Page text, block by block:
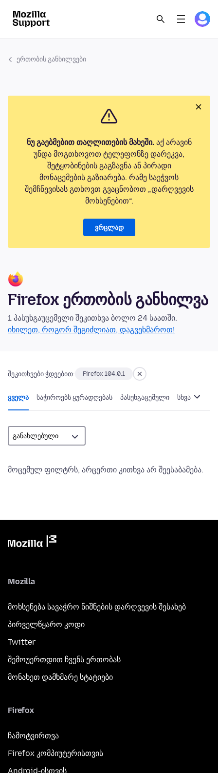
ერთობის განხილვები
ნუ გაებმებით თაღლითების მახეში.აქ არავინ
უნდა მოგთხოვოთ ტელეფონზე დარეკვა,
შეტყობინების გაგზავნა ან პირადი
მონაცემების გაზიარება. რამე საეჭვოს
შემჩნევისას გთხოვთ გვაცნობოთ „დარღვევის
მოხსენებით“.
ვრცლად
Firefox ერთობის განხილვა
1 პასუხგაუცემელი შეკითხვა ბოლო 24 საათში.
იხილეთ, როგორ შეგიძლიათ, დაგვეხმაროთ!
შეკითხვები ჭდეებით: Firefox 104.0.1
ყველა საჭიროებს ყურადღებას პასუხგაცემული სხვა
მოცემულ ფილტრს, არცერთი კითხვა არ შეესაბამება.
Mozilla
მოხსენება სავაჭრო ნიშნების დარღვევის შესახებ
პირველწყარო კოდი
Twitter
შემოუერთდით ჩვენს ერთობას
მონახეთ დამხმარე სტატიები
Firefox
ჩამოტვირთვა
Firefox კომპიუტერისთვის
Android-ისთვის